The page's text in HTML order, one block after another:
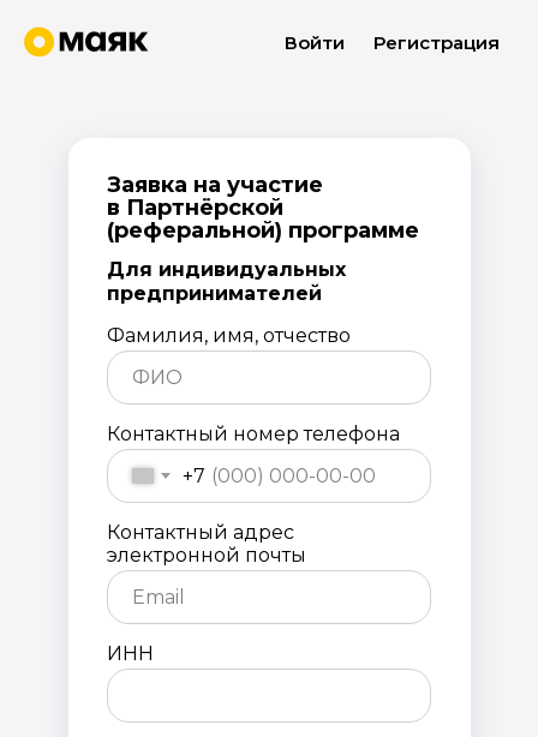
Войти Регистрация
Заявка на участие
в Партнёрской
(реферальной) программе
Фамилия, имя, отчество
Контактный номер телефона
+7
Контактный адрес
электронной почты
ИНН
Для индивидуальных
предпринимателей